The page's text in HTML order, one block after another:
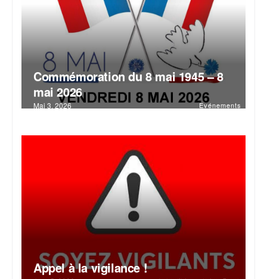
Evénements
Commémoration du 8 mai 1945 – 8
mai 2026
Mai 3, 2026
Appel à la vigilance !